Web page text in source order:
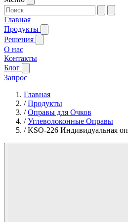
Главная
Продукты
Решения
О нас
Контакты
Блог
Запрос
Главная
/Продукты
/Оправы для Очков
/Углеволоконные Оправы
/KSO-226 Индивидуальная